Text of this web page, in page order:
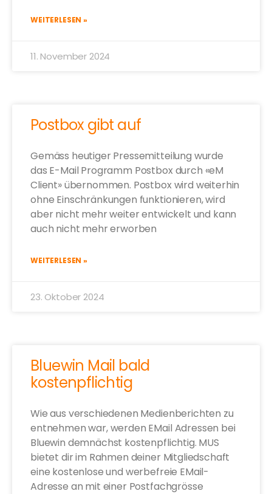
WEITERLESEN »
11. November 2024
Postbox gibt auf
Gemäss heutiger Pressemitteilung wurde
das E-Mail Programm Postbox durch «eM
Client» übernommen. Postbox wird weiterhin
ohne Einschränkungen funktionieren, wird
aber nicht mehr weiter entwickelt und kann
auch nicht mehr erworben
WEITERLESEN »
23. Oktober 2024
Bluewin Mail bald
kostenpflichtig
Wie aus verschiedenen Medienberichten zu
entnehmen war, werden EMail Adressen bei
Bluewin demnächst kostenpflichtig. MUS
bietet dir im Rahmen deiner Mitgliedschaft
eine kostenlose und werbefreie EMail-
Adresse an mit einer Postfachgrösse